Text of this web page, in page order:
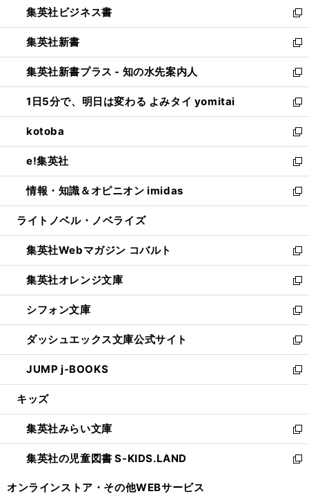
く
で
開
く
ド
ウ
で
開
く
い
ウ
ィ
ン
ド
ウ
で
開
く
集英社ビジネス書
新
し
い
ウ
ィ
ン
ド
ウ
で
開
く
集英社新書
新
し
い
ウ
ィ
ン
ド
ウ
で
開
く
集英社新書プラス - 知の水先案内人
新
し
い
ウ
ィ
ン
ド
ウ
で
開
1日5分で、明日は変わる よみタイ yomitai
新
し
い
ウ
ィ
ン
ド
ウ
開
く
kotoba
新
し
い
ウ
ィ
ン
ウ
で
開
く
e!集英社
新
し
い
ウ
ン
ド
ウ
で
開
く
情報・知識＆オピニオン imidas
新
し
ウ
ィ
ン
ド
ウ
で
開
く
ライトノベル・ノベライズ
集英社Webマガジン コバルト
新
し
い
ウ
ィ
ン
ド
ウ
で
開
集英社オレンジ文庫
新
し
い
ウ
ィ
ン
ド
ウ
開
く
シフォン文庫
新
し
い
ウ
ィ
ン
ウ
で
開
く
ダッシュエックス文庫公式サイト
新
し
い
ウ
ン
ド
ウ
で
JUMP j-BOOKS
新
し
ウ
ィ
ン
ド
キッズ
集英社みらい文庫
新
し
い
集英社の児童図書 S-KIDS.LAND
新
オンラインストア・ その他WEBサービス